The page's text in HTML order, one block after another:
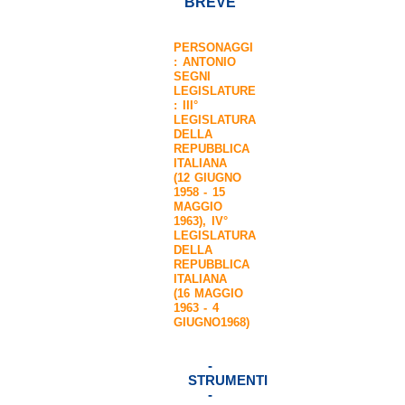
PERSONAGGI
: ANTONIO
SEGNI
LEGISLATURE
:
III°
LEGISLATURA
DELLA
REPUBBLICA
ITALIANA
(12 GIUGNO
1958 - 15
MAGGIO
1963),
IV°
LEGISLATURA
DELLA
REPUBBLICA
ITALIANA
(16 MAGGIO
1963 - 4
GIUGNO1968)
-
STRUMENTI
-